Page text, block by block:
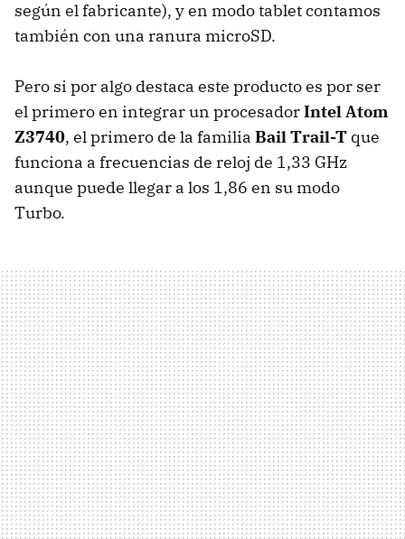
según el fabricante), y en modo tablet contamos
también con una ranura microSD.
Pero si por algo destaca este producto es por ser
el primero en integrar un procesadorIntel Atom
Z3740, el primero de la familia Bail Trail-T que
funciona a frecuencias de reloj de 1,33 GHz
aunque puede llegar a los 1,86 en su modo
Turbo.